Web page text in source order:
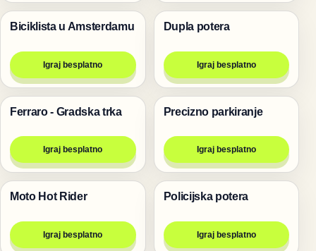
Trke
Biciklista u Amsterdamu
Igraj besplatno
Trke
Dupla potera
Igraj besplatno
Trke
Ferraro - Gradska trka
Igraj besplatno
Trke
Precizno parkiranje
Igraj besplatno
Trke
Moto Hot Rider
Igraj besplatno
Trke
Policijska potera
Igraj besplatno